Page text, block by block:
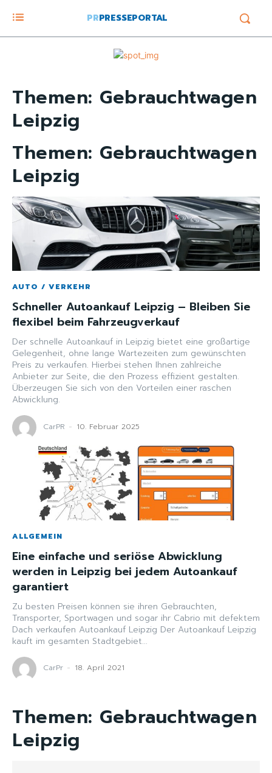
PRPRESSEPORTAL
Themen: Gebrauchtwagen
Leipzig
Themen: Gebrauchtwagen
Leipzig
AUTO / VERKEHR
Schneller Autoankauf Leipzig – Bleiben Sie
flexibel beim Fahrzeugverkauf
Der schnelle Autoankauf in Leipzig bietet eine großartige
Gelegenheit, ohne lange Wartezeiten zum gewünschten
Preis zu verkaufen. Hierbei stehen Ihnen zahlreiche
Anbieter zur Seite, die den Prozess effizient gestalten.
Überzeugen Sie sich von den Vorteilen einer raschen
Abwicklung.
CarPR - 10. Februar 2025
ALLGEMEIN
Eine einfache und seriöse Abwicklung
werden in Leipzig bei jedem Autoankauf
garantiert
Zu besten Preisen können sie ihren Gebrauchten,
Transporter, Sportwagen und sogar ihr Cabrio mit defektem
Dach verkaufen Autoankauf Leipzig Der Autoankauf Leipzig
kauft im gesamten Stadtgebiet...
CarPr - 18. April 2021
Themen: Gebrauchtwagen
Leipzig